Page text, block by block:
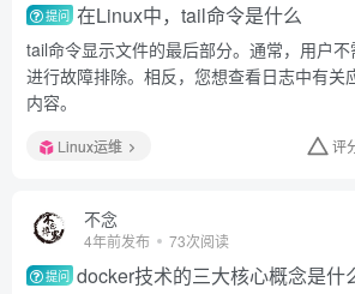
提问 在Linux中，tail命令是什么
tail命令显示文件的最后部分。通常，用户
进行故障排除。相反，您想查看日志中有关
内容。
Linux运维 评
不念
4年前发布 73次阅读
提问 docker技术的三大核心概念是什